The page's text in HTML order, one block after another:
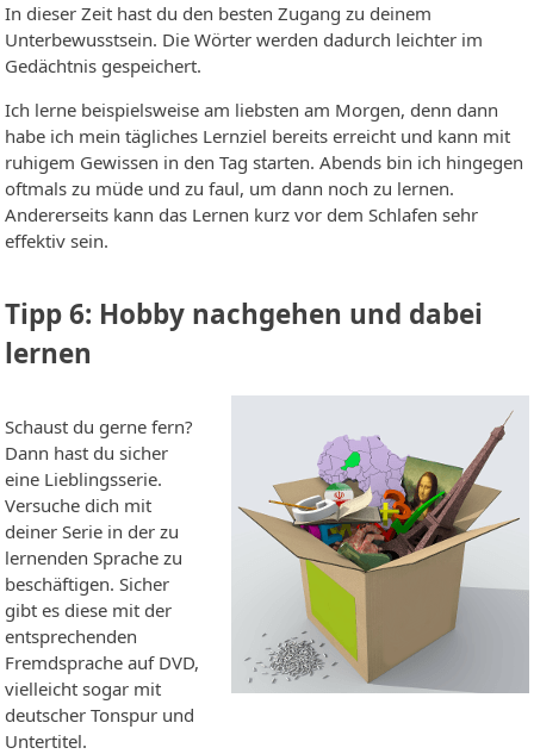
In dieser Zeit hast du den besten Zugang zu deinem
Unterbewusstsein. Die Wörter werden dadurch leichter im
Gedächtnis gespeichert.
Ich lerne beispielsweise am liebsten am Morgen, denn dann
habe ich mein tägliches Lernziel bereits erreicht und kann mit
ruhigem Gewissen in den Tag starten. Abends bin ich hingegen
oftmals zu müde und zu faul, um dann noch zu lernen.
Andererseits kann das Lernen kurz vor dem Schlafen sehr
effektiv sein.
Tipp 6: Hobby nachgehen und dabei
lernen
Schaust du gerne fern?
Dann hast du sicher
eine Lieblingsserie.
Versuche dich mit
deiner Serie in der zu
lernenden Sprache zu
beschäftigen. Sicher
gibt es diese mit der
entsprechenden
Fremdsprache auf DVD,
vielleicht sogar mit
deutscher Tonspur und
Untertitel.